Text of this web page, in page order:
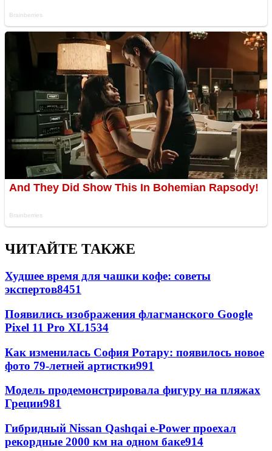
ЧИТАЙТЕ ТАКЖЕ
Худшее время для чашки кофе: советы
экспертов8451
Появились изображения флагманского Google
Pixel 11 Pro XL1534
Как изменилась София Ротару: появилось новое
фото 79-летней артистки991
Модель продемонстрировала фигуру на пляжах
Греции981
Гибридный Nissan Qashqai e-Power проехал
рекордные 2000 км на одном баке914